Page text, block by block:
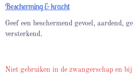
Bescherming & kracht
Geef een beschermend gevoel, aardend,
versterkend.
Niet gebruiken in de zwangerschap en